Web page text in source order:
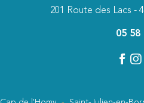
201 Route des Lacs -
05 58